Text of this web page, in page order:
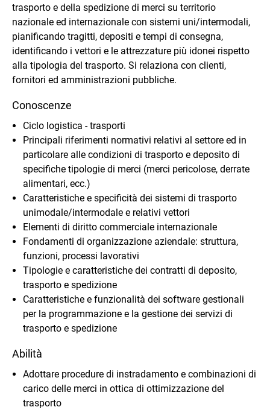
trasporto e della spedizione di merci su territorio
nazionale ed internazionale con sistemi uni/intermodali,
pianificando tragitti, depositi e tempi di consegna,
identificando i vettori e le attrezzature più idonei rispetto
alla tipologia del trasporto. Si relaziona con clienti,
fornitori ed amministrazioni pubbliche.
Conoscenze
Ciclo logistica - trasporti
Principali riferimenti normativi relativi al settore ed in
particolare alle condizioni di trasporto e deposito di
specifiche tipologie di merci (merci pericolose, derrate
alimentari, ecc.)
Caratteristiche e specificità dei sistemi di trasporto
unimodale/intermodale e relativi vettori
Elementi di diritto commerciale internazionale
Fondamenti di organizzazione aziendale: struttura,
funzioni, processi lavorativi
Tipologie e caratteristiche dei contratti di deposito,
trasporto e spedizione
Caratteristiche e funzionalità dei software gestionali
per la programmazione e la gestione dei servizi di
trasporto e spedizione
Abilità
Adottare procedure di instradamento e combinazioni di
carico delle merci in ottica di ottimizzazione del
trasporto